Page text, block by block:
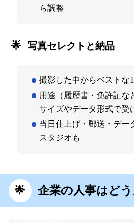
ら調整
写真セレクトと納品
撮影した中からベストな
用途（履歴書・免許証な
サイズやデータ形式で受
当日仕上げ・郵送・デー
スタジオも
企業の人事はど